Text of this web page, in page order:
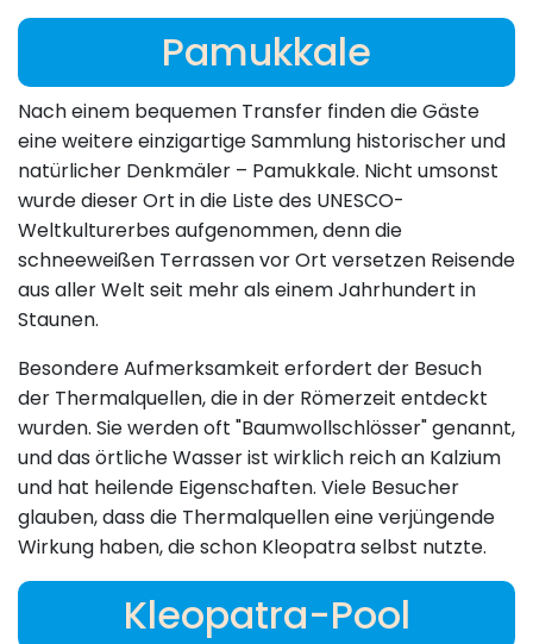
Pamukkale
Nach einem bequemen Transfer finden die Gäste
eine weitere einzigartige Sammlung historischer und
natürlicher Denkmäler – Pamukkale. Nicht umsonst
wurde dieser Ort in die Liste des UNESCO-
Weltkulturerbes aufgenommen, denn die
schneeweißen Terrassen vor Ort versetzen Reisende
aus aller Welt seit mehr als einem Jahrhundert in
Staunen.
Besondere Aufmerksamkeit erfordert der Besuch
der Thermalquellen, die in der Römerzeit entdeckt
wurden. Sie werden oft "Baumwollschlösser" genannt,
und das örtliche Wasser ist wirklich reich an Kalzium
und hat heilende Eigenschaften. Viele Besucher
glauben, dass die Thermalquellen eine verjüngende
Wirkung haben, die schon Kleopatra selbst nutzte.
Kleopatra-Pool